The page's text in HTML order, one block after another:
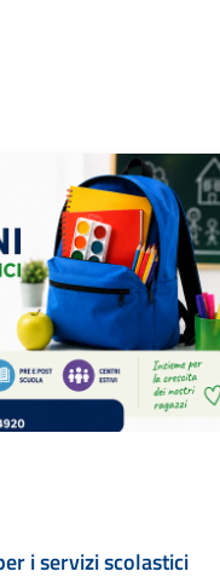
i servizi scolastici